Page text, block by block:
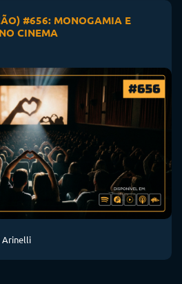
#656: MONOGAMIA E
CINEMA
Arinelli